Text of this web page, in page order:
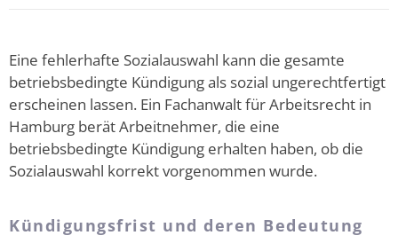
Eine fehlerhafte Sozialauswahl kann die gesamte
betriebsbedingte Kündigung als sozial ungerechtfertigt
erscheinen lassen. Ein Fachanwalt für Arbeitsrecht in
Hamburg berät Arbeitnehmer, die eine
betriebsbedingte Kündigung erhalten haben, ob die
Sozialauswahl korrekt vorgenommen wurde.
Kündigungsfrist und deren Bedeutung